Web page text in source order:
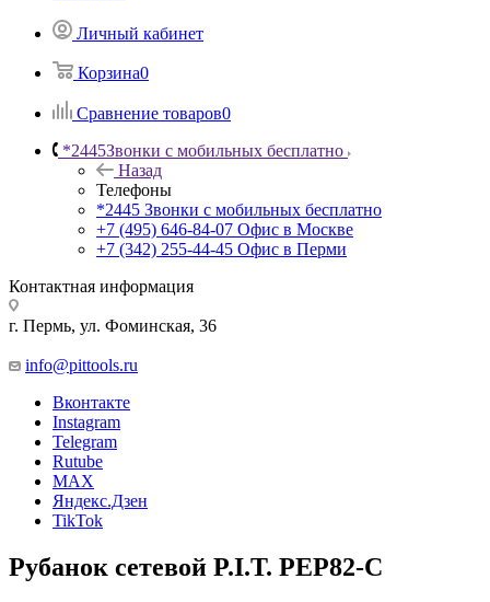
Личный кабинет
Корзина0
Сравнение товаров0
*2445Звонки с мобильных бесплатно
Назад
Телефоны
*2445 Звонки с мобильных бесплатно
+7 (495) 646-84-07 Офис в Москве
+7 (342) 255-44-45 Офис в Перми
Контактная информация
г. Пермь, ул. Фоминская, 36
info@pittools.ru
Вконтакте
Instagram
Telegram
Rutube
MAX
Яндекс.Дзен
TikTok
Рубанок сетевой P.I.T. PEP82-C